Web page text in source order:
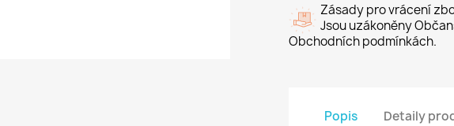
Zásady pro vrácení
Jsou uzákoněny
Obchodních podmínkách.
Popis Detaily